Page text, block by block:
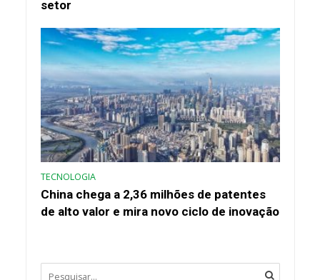
setor
TECNOLOGIA
China chega a 2,36 milhões de patentes
de alto valor e mira novo ciclo de inovação